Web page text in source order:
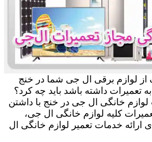
از لوازم برقی ال جی شما در خنج
تعمیرات داشته باشد باید چه کرد؟
لوازم خانگی ال جی در خنج با داشتن
کلیه لوازم خانگی ال جی،
ارائه خدمات تعمیر لوازم خانگی ال